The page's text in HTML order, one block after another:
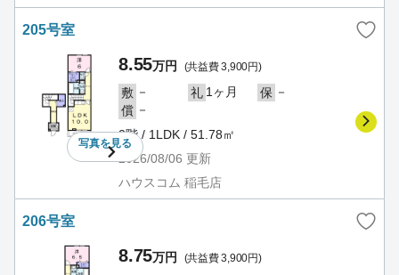
205号室
写真を見る
8.55万円 (共益費 3,900円)
敷 － 礼 1ヶ月 保 －
償 －
2階 / 1LDK / 51.78㎡
2026/08/06 更新
ハウスコム 稲毛店
206号室
8.75万円 (共益費 3,900円)